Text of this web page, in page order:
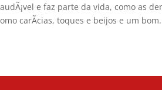
e faz parte da vida, como as
carÃ­cias, toques e beijos e um